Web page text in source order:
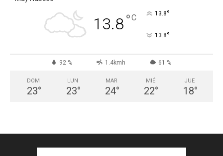
13.8°C 13.8°
13.8°
92 % 1.4kmh 61 %
DOM
23°
LUN
23°
MAR
24°
MIÉ
22°
JUE
18°